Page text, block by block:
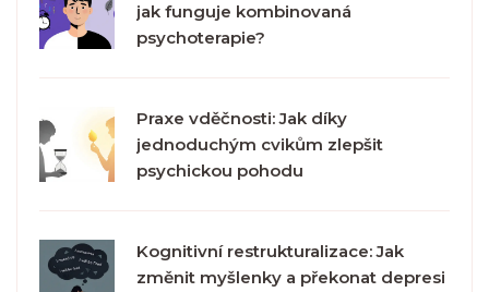
jak funguje kombinovaná
psychoterapie?
Praxe vděčnosti: Jak díky
jednoduchým cvikům zlepšit
psychickou pohodu
Kognitivní restrukturalizace: Jak
změnit myšlenky a překonat depresi